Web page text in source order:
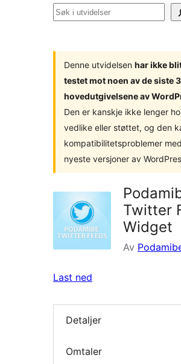
Søk
Denne utvidelsen har ikke
testet mot noen av de siste 3
hovedutgivelsene av
Den er kanskje ikke lenger
vedlike eller støttet, og den
kompatibilitetsproblemer med
nyeste versjoner av
Twitter
Widget
Av
Last ned
Detaljer
Omtaler